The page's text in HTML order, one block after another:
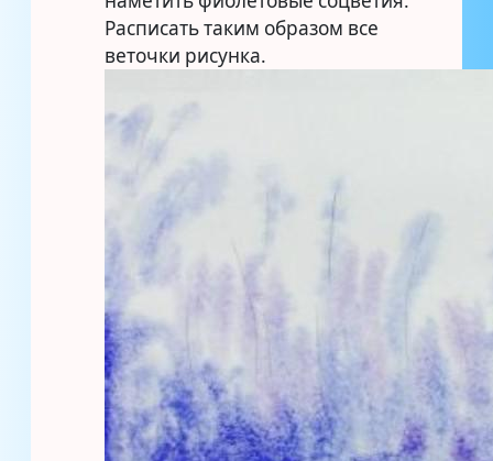
Расписать таким образом все
веточки рисунка.